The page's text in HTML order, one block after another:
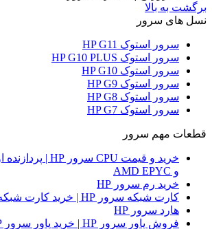
برگشت به بالا
نسل های سرور
سرور استوک HP G11
سرور استوک HP G10 PLUS
سرور استوک HP G10
سرور استوک HP G9
سرور استوک HP G8
سرور استوک HP G7
قطعات مهم سرور
و AMD EPYC
خرید رم سرور HP
کارت شبکه سرور HP | خرید کارت شبکه HP
هارد سرور HP